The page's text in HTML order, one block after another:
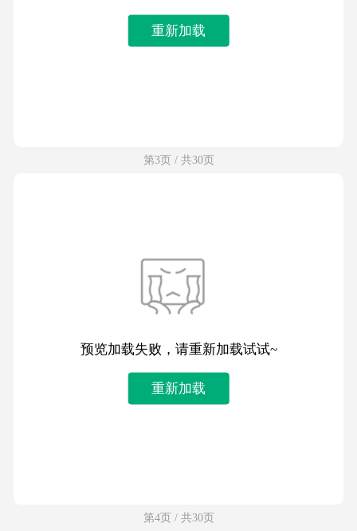
重新加载
第3页 / 共30页
预览加载失败，请重新加载试试~
重新加载
第4页 / 共30页